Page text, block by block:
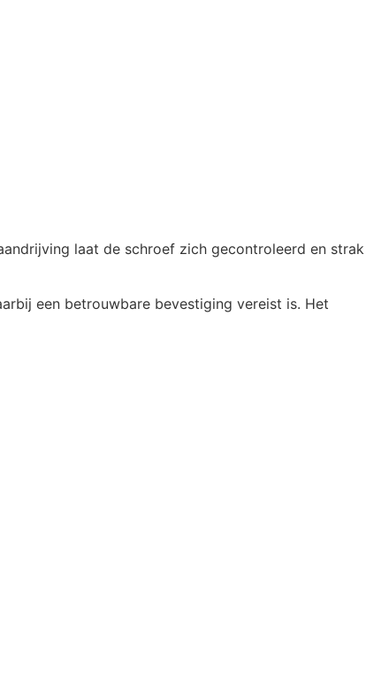
laat de schroef zich gecontroleerd en strak
een betrouwbare bevestiging vereist is. Het